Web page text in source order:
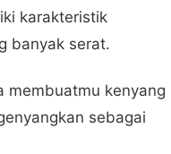
karakteristik
banyak serat.
membuatmu kenyang
sebagai